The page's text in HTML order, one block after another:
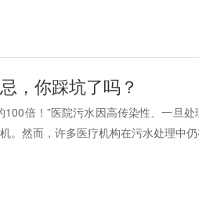
，你踩坑了吗？
倍！”医院污水因高传染性、一旦
。然而，许多医疗机构在污水处理中